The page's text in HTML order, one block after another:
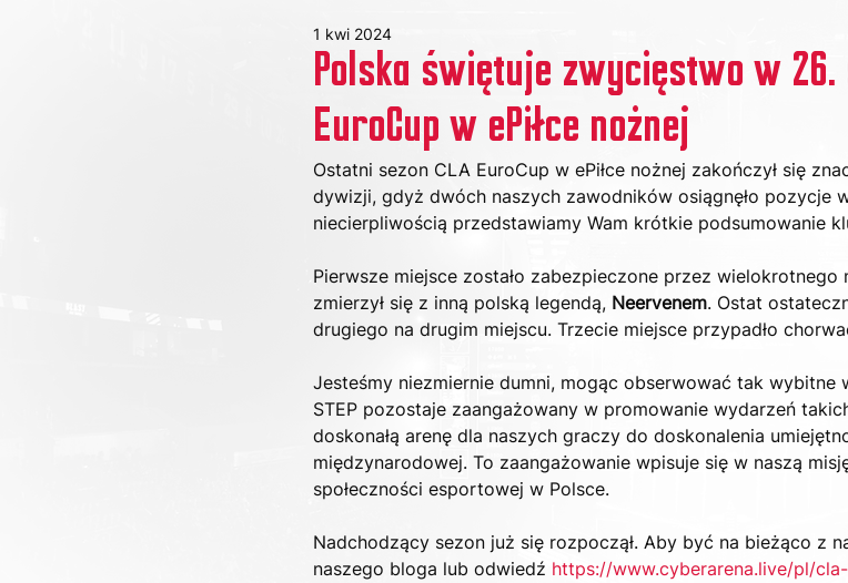
Polska świętuje zwycięstwo w 26.
EuroCup w ePiłce nożnej
1 kwi 2024
Ostatni sezon CLA EuroCup w ePiłce nożnej zakończył się
dywizji, gdyż dwóch naszych zawodników osiągnęło pozycje
niecierpliwością przedstawiamy Wam krótkie podsumowanie
Pierwsze miejsce zostało zabezpieczone przez wielokrotnego
zmierzył się z inną polską legendą, Neervenem. Ostat
drugiego na drugim miejscu. Trzecie miejsce przypadło
Jesteśmy niezmiernie dumni, mogąc obserwować tak wybitne
STEP pozostaje zaangażowany w promowanie wydarzeń
doskonałą arenę dla naszych graczy do doskonalenia
międzynarodowej. To zaangażowanie wpisuje się w naszą
społeczności esportowej w Polsce.
Nadchodzący sezon już się rozpoczął. Aby być na bieżąco z
naszego bloga lub odwiedź https://www.cyberarena.live/pl/